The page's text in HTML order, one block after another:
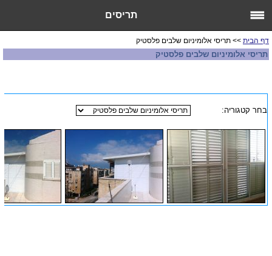
תריסים
דף הבית >> תריסי אלומיניום שלבים פלסטיק
תריסי אלומיניום שלבים פלסטיק